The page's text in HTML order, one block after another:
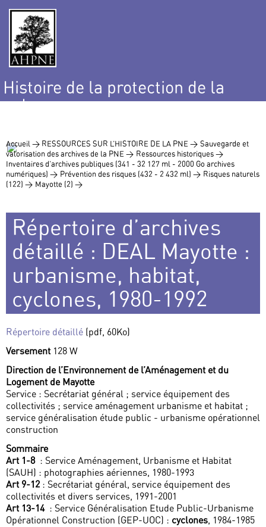
Histoire de la protection de la
nature
Accueil > RESSOURCES SUR L’HISTOIRE DE LA PNE > Sauvegarde et
valorisation des archives de la PNE > Ressources historiques >
Inventaires d’archives publiques (341 - 32 127 ml - 2000 Go archives
numériques) > Prévention des risques (432 - 2 432 ml) > Risques naturels
(122) > Mayotte (2) >
Répertoire d’archives
détaillé : DEAL Mayotte :
urbanisme, habitat,
cyclones, 1980-1992
Répertoire détaillé (pdf, 60Ko)
Versement 128 W
Direction de l’Environnement de l’Aménagement et du
Logement de Mayotte
Service : Secrétariat général ; service équipement des
collectivités ; service aménagement urbanisme et habitat ;
service généralisation étude public - urbanisme opérationnel
construction
Sommaire
Art 1-8 : Service Aménagement, Urbanisme et Habitat
(SAUH) : photographies aériennes, 1980-1993
Art 9-12 : Secrétariat général, service équipement des
collectivités et divers services, 1991-2001
Art 13-14 : Service Généralisation Etude Public-Urbanisme
Opérationnel Construction (GEP-UOC) : cyclones, 1984-1985